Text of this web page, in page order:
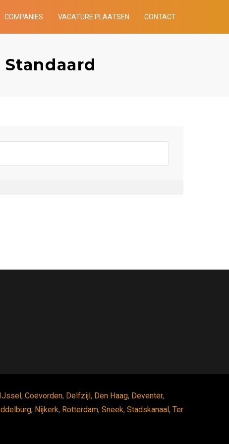
COMPANIES VACATURE PLAATSEN CONTACT
, Coevorden, Delfzijl , Den Haag, Deventer,
, Nijkerk, Rotterdam, Sneek, Stadskanaal , Ter